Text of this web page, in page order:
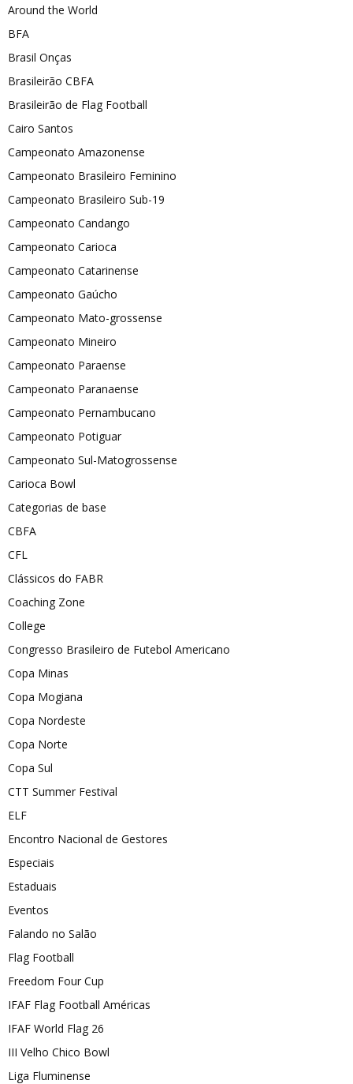
Around the World
BFA
Brasil Onças
Brasileirão CBFA
Brasileirão de Flag Football
Cairo Santos
Campeonato Amazonense
Campeonato Brasileiro Feminino
Campeonato Brasileiro Sub-19
Campeonato Candango
Campeonato Carioca
Campeonato Catarinense
Campeonato Gaúcho
Campeonato Mato-grossense
Campeonato Mineiro
Campeonato Paraense
Campeonato Paranaense
Campeonato Pernambucano
Campeonato Potiguar
Campeonato Sul-Matogrossense
Carioca Bowl
Categorias de base
CBFA
CFL
Clássicos do FABR
Coaching Zone
College
Congresso Brasileiro de Futebol Americano
Copa Minas
Copa Mogiana
Copa Nordeste
Copa Norte
Copa Sul
CTT Summer Festival
ELF
Encontro Nacional de Gestores
Especiais
Estaduais
Eventos
Falando no Salão
Flag Football
Freedom Four Cup
IFAF Flag Football Américas
IFAF World Flag 26
III Velho Chico Bowl
Liga Fluminense